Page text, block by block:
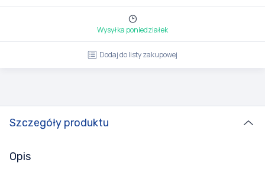
Wysyłka poniedziałek
Dodaj do listy zakupowej
Szczegóły produktu
Opis